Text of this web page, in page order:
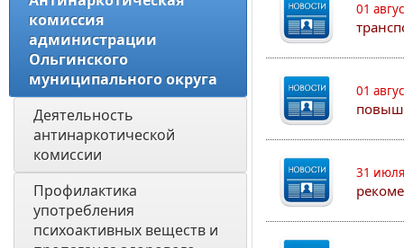
комиссия
администрации
Ольгинского
муниципального округа
Деятельность
антинаркотической
комиссии
Профилактика
употребления
психоактивных веществ и
01
01
31